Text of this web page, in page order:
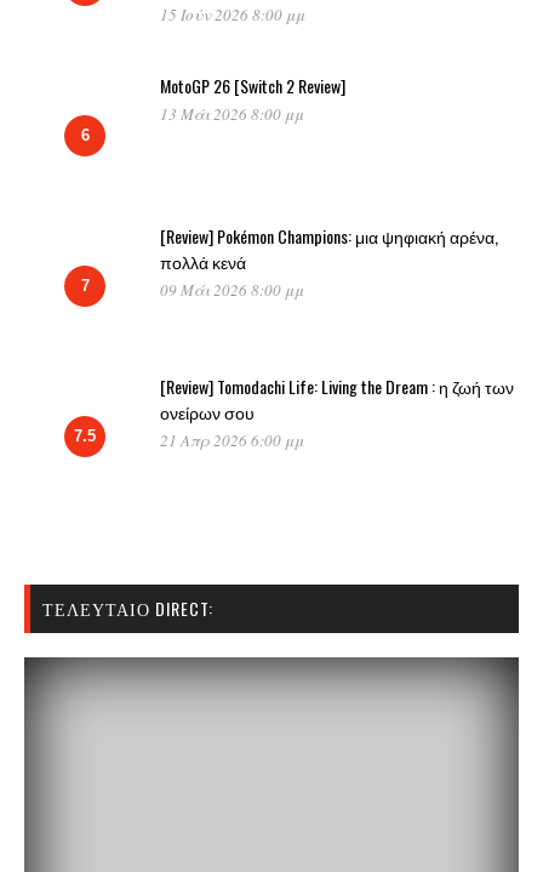
15 Ιούν 2026 8:00 μμ
6
MotoGP 26 [Switch 2 Review]
13 Μάι 2026 8:00 μμ
7
[Review] Pokémon Champions: μια ψηφιακή αρένα,
πολλά κενά
09 Μάι 2026 8:00 μμ
7.5
[Review] Tomodachi Life: Living the Dream : η ζωή των
ονείρων σου
21 Απρ 2026 6:00 μμ
ΤΕΛΕΥΤΑΊΟ DIRECT: